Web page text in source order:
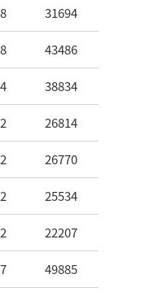
31694
43486
38834
26814
26770
25534
22207
49885